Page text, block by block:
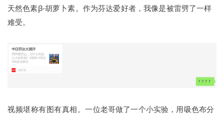
天然色素β-胡萝卜素。 作为芬达爱好者，我像是被雷劈了一样
难受。
视频堪称有图有真相。一位老哥做了一个小实验，用吸色布分